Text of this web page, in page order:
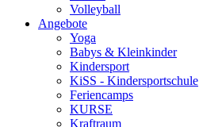
Volleyball
Angebote
Yoga
Babys & Kleinkinder
Kindersport
KiSS - Kindersportschule
Feriencamps
KURSE
Kraftraum